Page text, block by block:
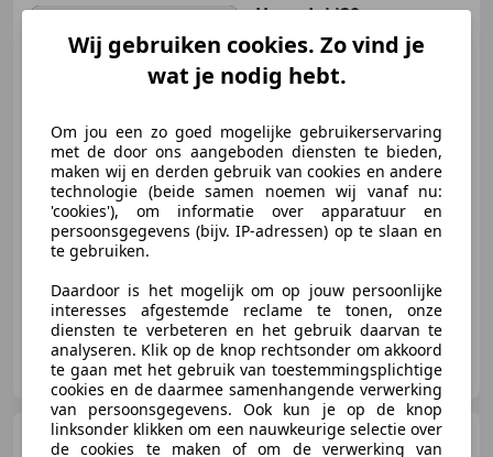
Hyundai i201.0 T-GDI
Comfort Clima | Cruise | Carplay
| Camer
€ 12.650
07/2019 77.860 km Benzine
74 kW (101 PK)
CarProf Jos Bouw B.V.
NL-3861 KG NIJKERK GLD
Renault Captur1.2 TCe
Wij gebruiken cookies. Zo vind je
wat je nodig hebt.
Om jou een zo goed mogelijke gebruikerservaring
met de door ons aangeboden diensten te bieden,
maken wij en derden gebruik van cookies en andere
technologie (beide samen noemen wij vanaf nu:
'cookies'), om informatie over apparatuur en
persoonsgegevens (bijv. IP-adressen) op te slaan en
te gebruiken.
Daardoor is het mogelijk om op jouw persoonlijke
interesses afgestemde reclame te tonen, onze
diensten te verbeteren en het gebruik daarvan te
analyseren. Klik op de knop rechtsonder om akkoord
te gaan met het gebruik van toestemmingsplichtige
cookies en de daarmee samenhangende verwerking
van persoonsgegevens. Ook kun je op de knop
linksonder klikken om een nauwkeurige selectie over
de cookies te maken of om de verwerking van